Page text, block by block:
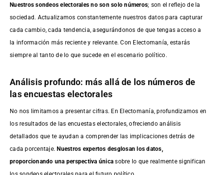
Nuestros sondeos electorales no son solo números; son el reflejo de la
sociedad. Actualizamos constantemente nuestros datos para capturar
cada cambio, cada tendencia, asegurándonos de que tengas acceso a
la información más reciente y relevante. Con Electomanía, estarás
siempre al tanto de lo que sucede en el escenario político.
Análisis profundo: más allá de los números de
las encuestas electorales
No nos limitamos a presentar cifras. En Electomanía, profundizamos en
los resultados de las encuestas electorales, ofreciendo análisis
detallados que te ayudan a comprender las implicaciones detrás de
cada porcentaje.Nuestros expertos desglosan los datos,
proporcionando una perspectiva única sobre lo que realmente significan